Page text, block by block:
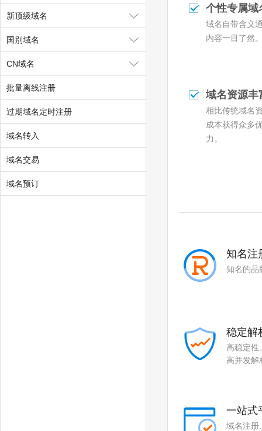
.lotto
.pet
.poker
.ski
.voto
.tv
.fan
.media
新顶级域名
国别域名
CN域名
批量离线注册
过期域名定时注册
域名转入
域名交易
域名预订
个性专属域
域名自带含义
内容一目了然
域名资源丰
相比传统域名
成本获得众多
力。
知名注
知名的品
稳定解
高稳定性
高并发解
一站式
域名注册